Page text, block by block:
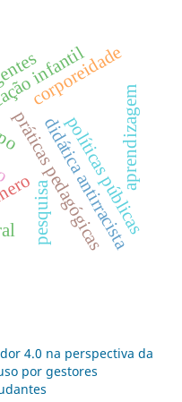
pesquisa
práticas pedagógicas
didática antirracista
infantil
políticas públicas
corporeidade
aprendizagem
4.0 na perspectiva da
por gestores